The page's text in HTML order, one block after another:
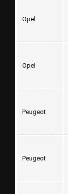
Opel
Opel
Peugeot
Peugeot